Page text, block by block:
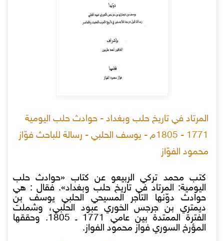
المرتاد في تاريخ حلب وبغداد - حوادث حلب اليومية
1771 - 1805م - يوسف الحلبي - رسالة للباحث فوّاز
محمود الفوّاز
كتب محمد تركي الربيعو عن كتاب «حوادث حلب
اليومية: المرتاد في تاريخ حلب وبغداد». فقال : هي
حوادث دوّنها التاجر المسيحي الحلبي يوسف بن
ديمتري بن جرجس الخوري عبود الحلبي، وشملت
الفترة الممتدة بين عامي 1771 ـ 1805. وحققها
المؤرخ السوري فواز محمود الفواز.